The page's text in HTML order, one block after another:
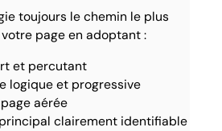
toujours le chemin le plus
page en adoptant :
et percutant
logique et progressive
aérée
principal clairement identifiable